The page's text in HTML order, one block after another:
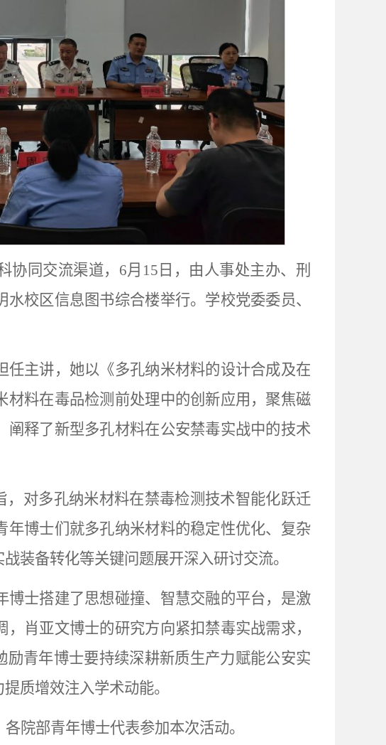
协同交流渠道，6月15日，由人事处主办、刑
校区信息图书综合楼举行。学校党委委员、
主讲，她以《多孔纳米材料的设计合成及在
料在毒品检测前处理中的创新应用，聚焦磁
释了新型多孔材料在公安禁毒实战中的技术
，对多孔纳米材料在禁毒检测技术智能化跃迁
博士们就多孔纳米材料的稳定性优化、复杂
装备转化等关键问题展开深入研讨交流。
士搭建了思想碰撞、智慧交融的平台，是激
肖亚文博士的研究方向紧扣禁毒实战需求，
青年博士要持续深耕新质生产力赋能公安实
质增效注入学术动能。
院部青年博士代表参加本次活动。